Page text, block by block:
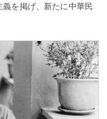
を掲げ、新たに中華民